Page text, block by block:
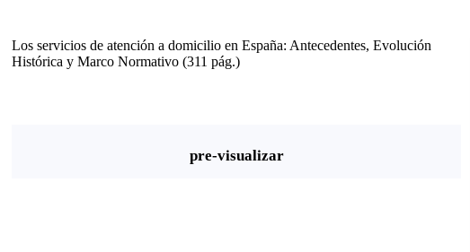
Los servicios de atención a domicilio en España: Antecedentes, Evolución
Histórica y Marco Normativo (311 pág.)
pre-visualizar